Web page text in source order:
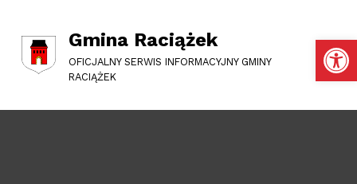
Otwórz pasek narzędzi
Gmina Raciążek
OFICJALNY SERWIS INFORMACYJNY GMINY
RACIĄŻEK